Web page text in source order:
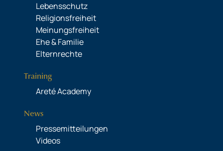
Lebensschutz
Religionsfreiheit
Meinungsfreiheit
Ehe & Familie
Elternrechte
Training
Areté Academy
News
Pressemitteilungen
Videos